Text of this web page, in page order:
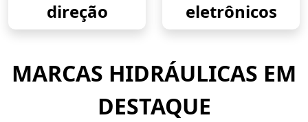
direção
eletrônicos
MARCAS HIDRÁULICAS EM
DESTAQUE